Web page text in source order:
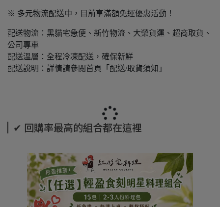
※ 多元物流配送中，目前享滿額免運優惠活動！
配送物流：黑貓宅急便、新竹物流、大榮貨運、超商取貨、
公司專車
配送溫層：全程冷凍配送，確保新鮮
配送說明：詳情請參閱首頁「配送/取貨須知」
✔ 回購率最高的組合都在這裡